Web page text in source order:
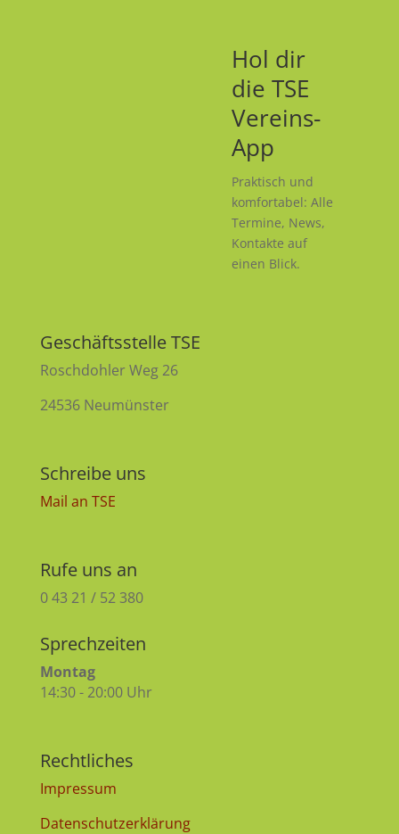
Hol dir
die TSE
Vereins-
App
Praktisch und
komfortabel: Alle
Termine, News,
Kontakte auf
einen Blick.
Geschäftsstelle TSE
Roschdohler Weg 26
24536 Neumünster
Schreibe uns
Mail an TSE
Rufe uns an
0 43 21 / 52 380
Sprechzeiten
Montag
14:30 - 20:00 Uhr
Rechtliches
Impressum
Datenschutzerklärung